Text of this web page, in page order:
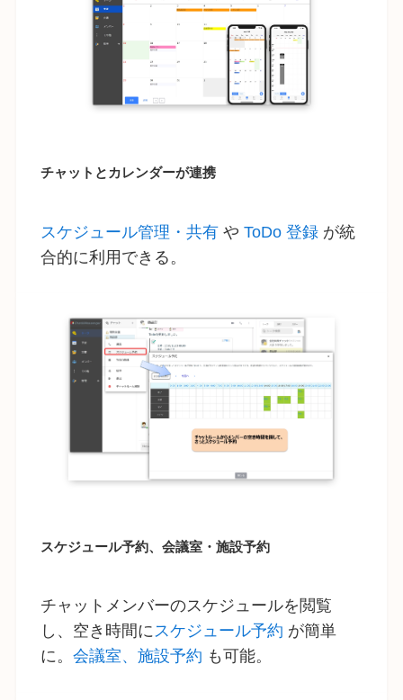
チャットとカレンダーが連携
スケジュール管理・共有や ToDo 登録が統
合的に利用できる。
スケジュール予約、会議室・施設予約
チャットメンバーのスケジュールを閲覧
し、空き時間にスケジュール予約 が簡単
に。 会議室、施設予約 も可能。